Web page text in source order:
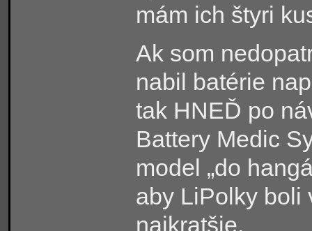
mám ich štyri
Ak som
nabil batérie
tak HNEĎ po
Battery Medic
model „do
aby LiPolky boli
najkratšie.